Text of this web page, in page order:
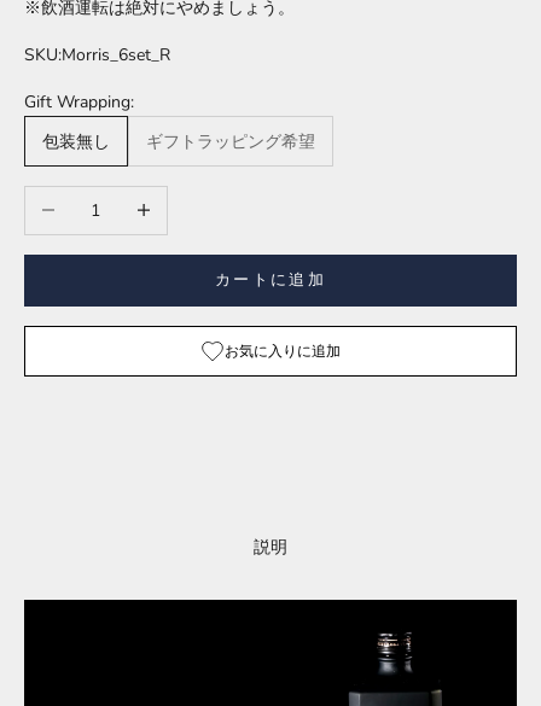
※飲酒運転は絶対にやめましょう。
SKU:Morris_6set_R
Gift Wrapping:
包装無し
ギフトラッピング希望
数量を減らす 数量を増やす
カートに追加
お気に入りに追加
説明